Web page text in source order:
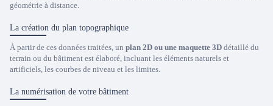
géométrie à distance.
La création du plan topographique
À partir de ces données traitées, un plan 2D ou une maquette 3D détaillé du
terrain ou du bâtiment est élaboré, incluant les éléments naturels et
artificiels, les courbes de niveau et les limites.
La numérisation de votre bâtiment